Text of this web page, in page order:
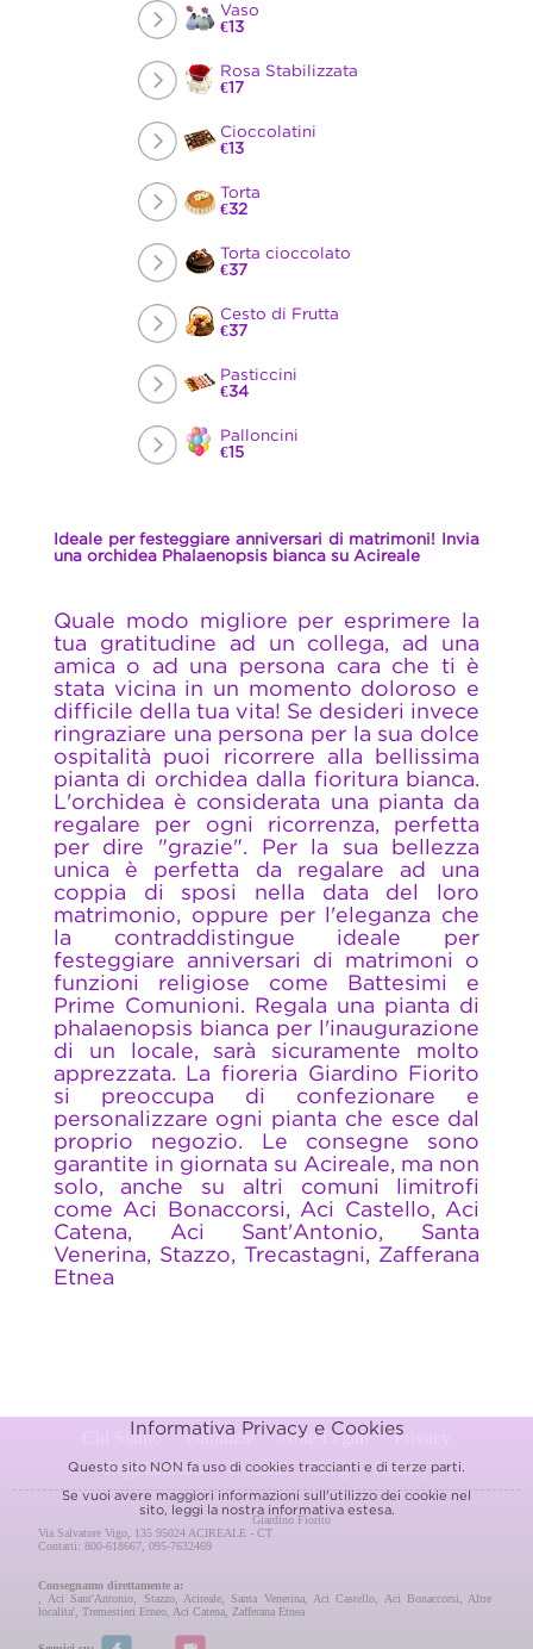
Vaso
€13
Rosa Stabilizzata
€17
Cioccolatini
€13
Torta
€32
Torta cioccolato
€37
Cesto di Frutta
€37
Pasticcini
€34
Palloncini
€15
Ideale per festeggiare anniversari di matrimoni! Invia
una orchidea Phalaenopsis bianca su Acireale
Quale modo migliore per esprimere la
tua gratitudine ad un collega, ad una
amica o ad una persona cara che ti è
stata vicina in un momento doloroso e
difficile della tua vita! Se desideri invece
ringraziare una persona per la sua dolce
ospitalità puoi ricorrere alla bellissima
pianta di orchidea dalla fioritura bianca.
L'orchidea è considerata una pianta da
regalare per ogni ricorrenza, perfetta
per dire "grazie". Per la sua bellezza
unica è perfetta da regalare ad una
coppia di sposi nella data del loro
matrimonio, oppure per l'eleganza che
la contraddistingue ideale per
festeggiare anniversari di matrimoni o
funzioni religiose come Battesimi e
Prime Comunioni. Regala una pianta di
phalaenopsis bianca per l'inaugurazione
di un locale, sarà sicuramente molto
apprezzata. La fioreria Giardino Fiorito
si preoccupa di confezionare e
personalizzare ogni pianta che esce dal
proprio negozio. Le consegne sono
garantite in giornata su Acireale, ma non
solo, anche su altri comuni limitrofi
come Aci Bonaccorsi, Aci Castello, Aci
Catena, Aci Sant'Antonio, Santa
Venerina, Stazzo, Trecastagni, Zafferana
Etnea
Chi Siamo Garanzie Note Legali
Privacy
Regolamento
Contatti Blog Gallery
Giardino Fiorito
Via Salvatore Vigo, 135 95024 ACIREALE - CT
Contatti: 800-618667, 095-7632469
Consegnamo direttamente a:
Aci Sant'Antonio Stazzo, Acireale, Santa Venerina, Aci Castello Aci Bonaccorsi
Altre
localita' ,Tremestieri Etneo Aci Catena Zafferana Etnea
Informativa Privacy e Cookies
Questo sito NON fa uso di cookies traccianti e di terze parti.
Se vuoi avere maggiori informazioni sull'utilizzo dei cookie nel
sito, leggi la nostra informativa estesa.